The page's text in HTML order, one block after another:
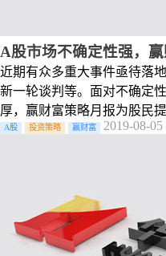
A股市场不确定性强，
近期有众多重大事件亟待落
新一轮谈判等。面对不确定
厚，赢财富策略月报为股民
A股 投资策略 赢财富 2019-08-05